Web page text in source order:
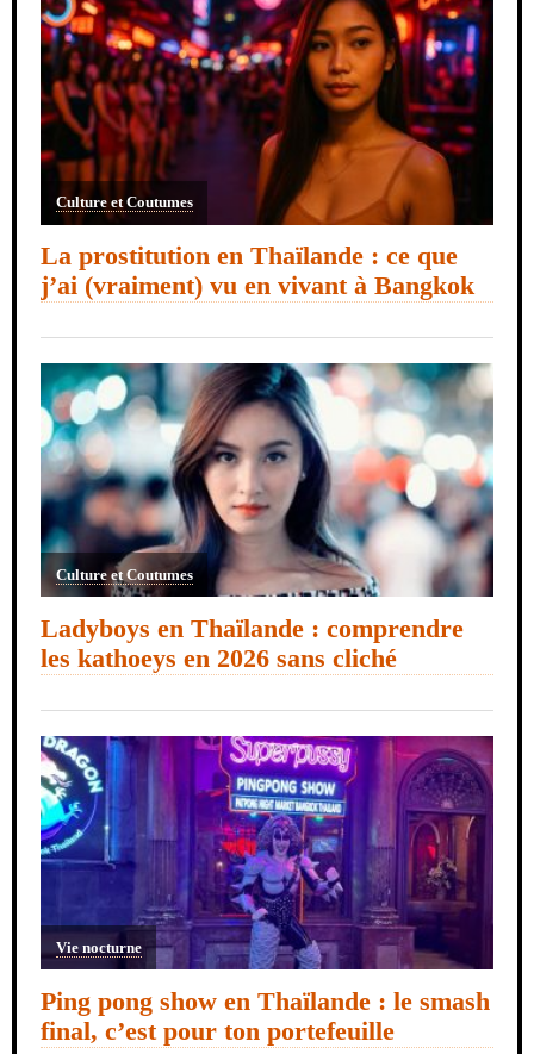
Culture et Coutumes
La prostitution en Thaïlande : ce que
j’ai (vraiment) vu en vivant à Bangkok
Culture et Coutumes
Ladyboys en Thaïlande : comprendre
les kathoeys en 2026 sans cliché
Vie nocturne
Ping pong show en Thaïlande : le smash
final, c’est pour ton portefeuille